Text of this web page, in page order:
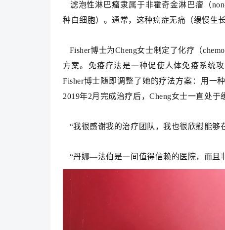
滤泡性淋巴瘤隶属于非霍奇金淋巴瘤（
种白细胞）。通常，这种癌症无痛（缓慢生
Fisher博士为Cheng女士制定了化疗（
方案。免疫疗法是一种促使人体免疫系统
Fisher博士随即调整了她的疗法方案：用一
2019年2月完成治疗后，Cheng女士一直处于
“我很感谢我的治疗团队，我也很欣慰能够
“丹娜—法伯是一间值得信赖的医院，而且